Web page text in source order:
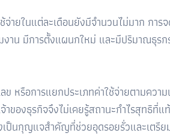
ายในแต่ละเดือนยังมีจำนวนไม่มาก กา
าน มีการตั้งแผนกใหม่ และมีปริมาณธุร
หรือการแยกประเภทค่าใช้จ่ายตามคว
องธุรกิจจึงไม่เคยรู้สถานะกำไรสุทธิที่แ
นกุญแจสำคัญที่ช่วยอุดรอยรั่วและเตรี